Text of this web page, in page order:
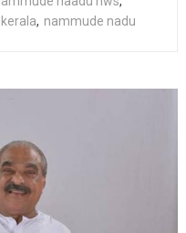
, nammude nadu